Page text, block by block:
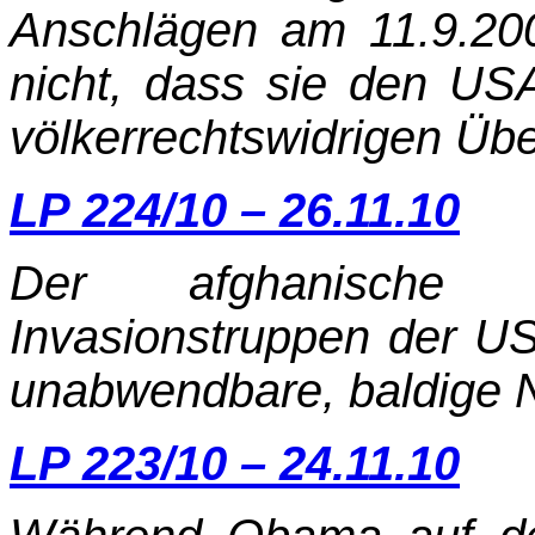
Anschlägen am
nicht, dass sie den
völkerrechtswidrigen
LP 224/10 – 26.11.10
Der afghanische
Invasionstruppen der
unabwendbare, baldige
LP 223/10 – 24.11.10